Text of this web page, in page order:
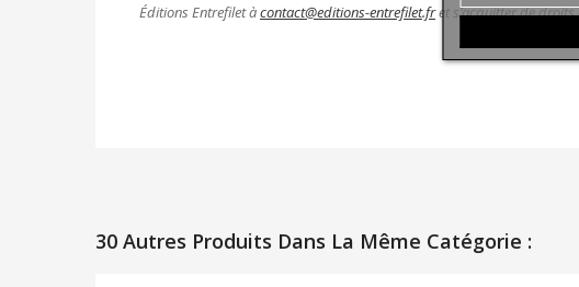
Éditions Entrefilet àcontact@editions-entrefilet.fret s’acquitter de
30 Autres Produits Dans La Même Catégorie :